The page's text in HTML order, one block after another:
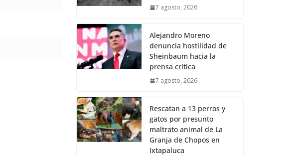
7 agosto, 2026
Alejandro Moreno
denuncia hostilidad de
Sheinbaum hacia la
prensa crítica
7 agosto, 2026
Rescatan a 13 perros y
gatos por presunto
maltrato animal de La
Granja de Chopos en
Ixtapaluca